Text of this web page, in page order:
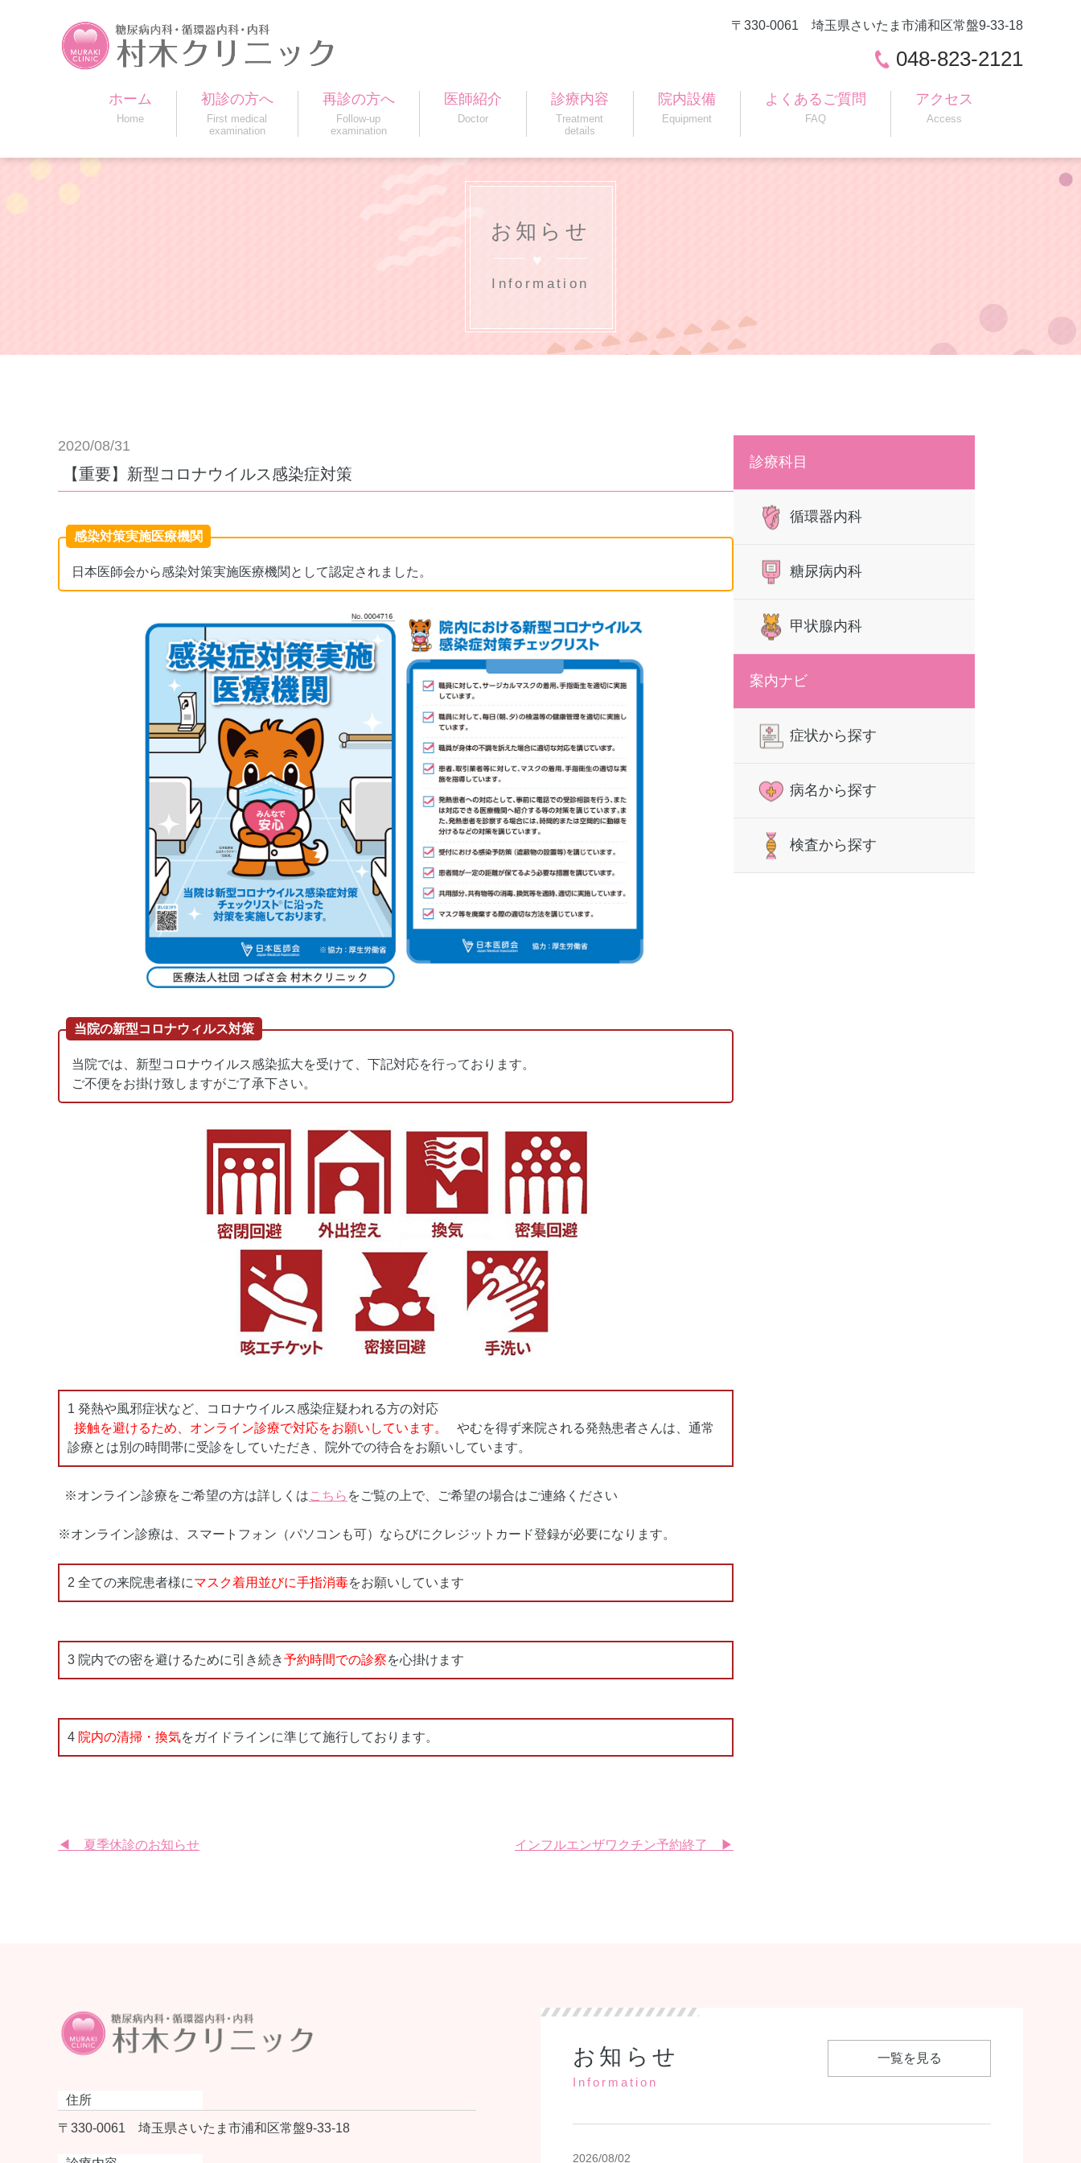
〒330-0061 埼玉県さいたま市浦和区常盤9-33-18
048-823-2121
ホーム
Home
初診の方へ
First medical
examination
再診の方へ
Follow-up
examination
医師紹介
Doctor
診療内容
Treatment
details
院内設備
Equipment
よくあるご質問
FAQ
アクセス
Access
お知らせ
Information
2020/08/31
【重要】新型コロナウイルス感染症対策
感染対策実施医療機関
日本医師会から感染対策実施医療機関として認定されました。
当院の新型コロナウィルス対策
当院では、新型コロナウイルス感染拡大を受けて、下記対応を行っております。
ご不便をお掛け致しますがご了承下さい。
1 発熱や風邪症状など、コロナウイルス感染症疑われる方の対応
接触を避けるため、オンライン診療で対応をお願いしています。
やむを得ず来院される発熱患者さんは、通常
診療とは別の時間帯に受診をしていただき、院外での待合をお願いしています。
※オンライン診療をご希望の方は詳しくはこちら をご覧の上で、ご希望の場合はご連絡ください
※オンライン診療は、スマートフォン（パソコンも可）ならびにクレジットカード登録が必要になります。
2 全ての来院患者様にマスク着用並びに手指消毒をお願いしています
3 院内での密を避けるために引き続き予約時間での診察を心掛けます
4 院内の清掃・換気をガイドラインに準じて施行しております。
投
シ
ョ
◀ 夏季休診のお知らせ インフルエンザワクチン予約終了 ▶
診療科目
循環器内科
糖尿病内科
甲状腺内科
案内ナビ
症状から探す
病名から探す
検査から探す
住所
〒330-0061 埼玉県さいたま市浦和区常盤9-33-18
お知らせ
Information
一覧を見る
2026/08/02